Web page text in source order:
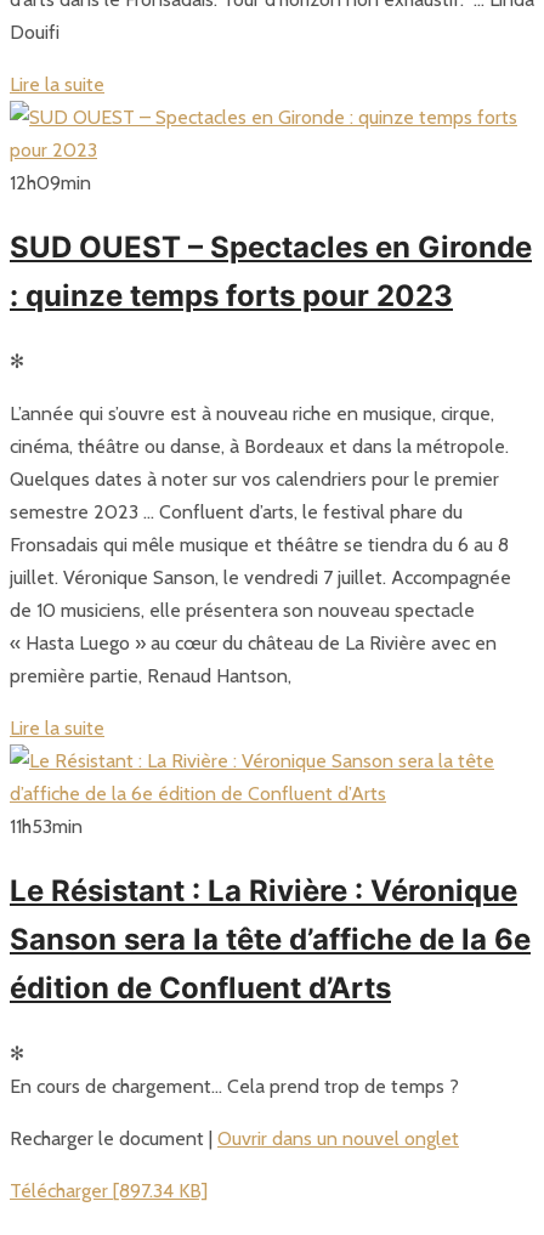
Douifi
Lire la suite
12h09min
SUD OUEST – Spectacles en Gironde
: quinze temps forts pour 2023
✻
L’année qui s’ouvre est à nouveau riche en musique, cirque,
cinéma, théâtre ou danse, à Bordeaux et dans la métropole.
Quelques dates à noter sur vos calendriers pour le premier
semestre 2023 … Confluent d’arts, le festival phare du
Fronsadais qui mêle musique et théâtre se tiendra du 6 au 8
juillet. Véronique Sanson, le vendredi 7 juillet. Accompagnée
de 10 musiciens, elle présentera son nouveau spectacle
« Hasta Luego » au cœur du château de La Rivière avec en
première partie, Renaud Hantson,
Lire la suite
11h53min
Le Résistant : La Rivière : Véronique
Sanson sera la tête d’affiche de la 6e
édition de Confluent d’Arts
✻
En cours de chargement… Cela prend trop de temps ?
Recharger le document | Ouvrir dans un nouvel onglet
Télécharger [897.34 KB]